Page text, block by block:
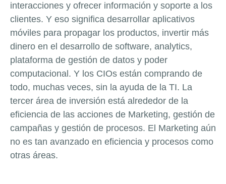
interacciones y ofrecer información y soporte a los
clientes. Y eso significa desarrollar aplicativos
móviles para propagar los productos, invertir más
dinero en el desarrollo de software, analytics,
plataforma de gestión de datos y poder
computacional. Y los CIOs están comprando de
todo, muchas veces, sin la ayuda de la TI. La
tercer área de inversión está alrededor de la
eficiencia de las acciones de Marketing, gestión de
campañas y gestión de procesos. El Marketing aún
no es tan avanzado en eficiencia y procesos como
otras áreas.